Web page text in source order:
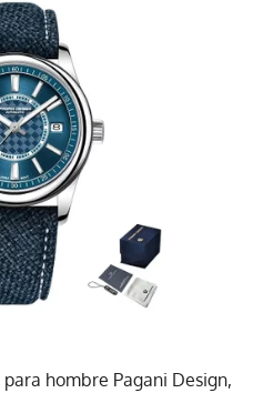
hombre Pagani Design,